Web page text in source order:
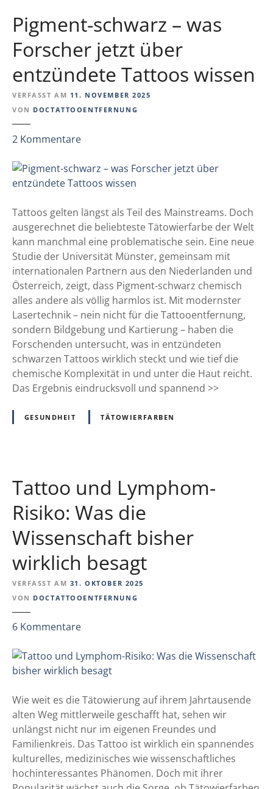
r
s
i
h
t
z
i
t
e
p
r
e
t
i
e
r
e
n
e
e
H
a
u
t
r
b
s
r
t
e
n
–
N
e
u
e
s
a
u
s
B
A
T
-
u
d
e
Pigment-schwarz – was
Forscher jetzt über
entzündete Tattoos wissen
VERFASST AM 11. NOVEMBER 2025
VON DOCTATTOOENTFERNUNG
2 Kommentarez
P
i
m
e
n
t
-
s
c
h
w
a
r
z
–
s
c
h
e
r
t
b
e
e
n
t
z
ü
n
d
Tattoos gelten längst als Teil des Mainstreams. Doch
ausgerechnet die beliebteste Tätowierfarbe der Welt
kann manchmal eine problematische sein. Eine neue
Studie der Universität Münster, gemeinsam mit
internationalen Partnern aus den Niederlanden und
Österreich, zeigt, dass Pigment-schwarz chemisch
alles andere als völlig harmlos ist. Mit modernster
Lasertechnik – nein nicht für die Tattooentfernung,
sondern Bildgebung und Kartierung – haben die
Forschenden untersucht, was in entzündeten
schwarzen Tattoos wirklich steckt und wie tief die
chemische Komplexität in und unter die Haut reicht.
Das Ergebnis eindrucksvoll und spannend >>
GESUNDHEIT TÄTOWIERFARBEN
Tattoo und Lymphom-
Risiko: Was die
Wissenschaft bisher
wirklich besagt
VERFASST AM 31. OKTOBER 2025
VON DOCTATTOOENTFERNUNG
6 Kommentarez
T
a
t
o
o
u
n
d
Wie weit es die Tätowierung auf ihrem Jahrtausende
alten Weg mittlerweile geschafft hat, sehen wir
unlängst nicht nur im eigenen Freundes und
Familienkreis. Das Tattoo ist wirklich ein spannendes
kulturelles, medizinisches wie wissenschaftliches
hochinteressantes Phänomen. Doch mit ihrer